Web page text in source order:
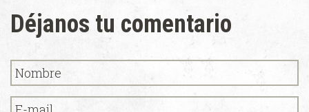
Déjanos tu comentario